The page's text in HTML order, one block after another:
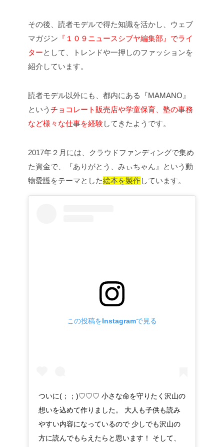
その後、読者モデルで得た知識を活かし、ウェブ
マガジン 『１０９ニュースシブヤ編集部』でライ
ターとして、トレンドや一押しのファッションを
紹介しています。
読者モデル以外にも、都内にある『MAMANO』
という チョコレート販売店や学童保育、塾の事務
など様々な仕事を経験 してきたようです。
2017年２月には、クラウドファンディングで集め
た資金で、『ありがとう、みぃちゃん』という動
物愛護をテーマとした絵本を製作しています。
この投稿をInstagramで見る
ついに(；；)♡♡♡ 小さな命を守りたく沢山の
想いを込めて作りました。 大人も子供も読み
やすい内容になっているので 少しでも沢山の
方に読んでもらえたらと思います！ そして、